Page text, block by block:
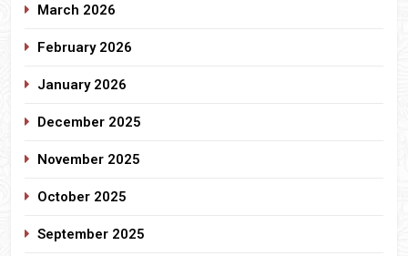
March 2026
February 2026
January 2026
December 2025
November 2025
October 2025
September 2025